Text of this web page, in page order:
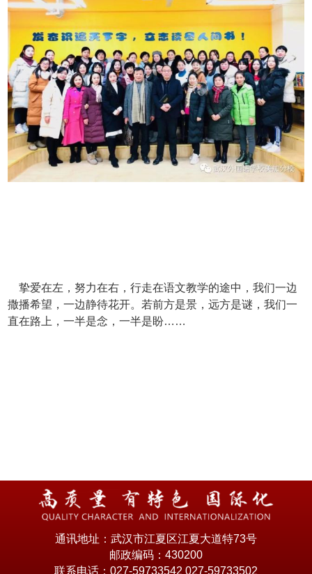
挚爱在左，努力在右，行走在语文教学的途中，我们一边
撒播希望，一边静待花开。若前方是景，远方是谜，我们一
直在路上，一半是念，一半是盼……
通讯地址：武汉市江夏区江夏大道特73号
邮政编码：430200
联系电话：027-59733542 027-59733502